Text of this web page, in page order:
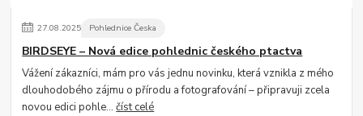
27.08.2025 Pohlednice Česka
BIRDSEYE – Nová edice pohlednic českého ptactva
Vážení zákazníci, mám pro vás jednu novinku, která vznikla z mého
dlouhodobého zájmu o přírodu a fotografování – připravuji zcela
novou edici pohle...číst celé